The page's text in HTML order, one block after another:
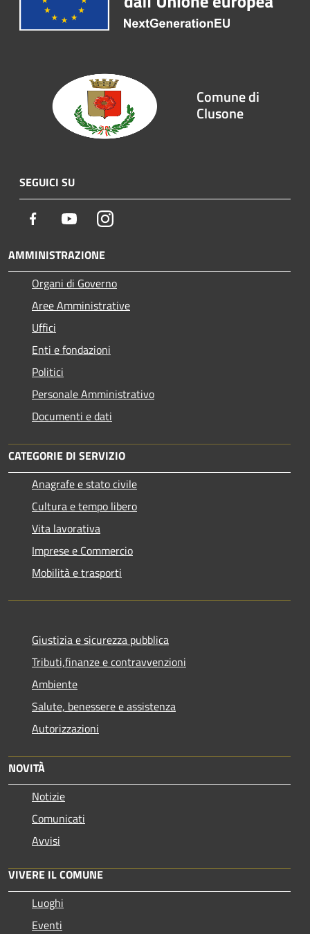
Comune di
Clusone
SEGUICI SU
Facebook YoutubeInstagram
AMMINISTRAZIONE
Organi di Governo
Aree Amministrative
Uffici
Enti e fondazioni
Politici
Personale Amministrativo
Documenti e dati
CATEGORIE DI SERVIZIO
Anagrafe e stato civile
Cultura e tempo libero
Vita lavorativa
Imprese e Commercio
Mobilità e trasporti
Giustizia e sicurezza pubblica
Tributi,finanze e contravvenzioni
Ambiente
Salute, benessere e assistenza
Autorizzazioni
NOVITÀ
Notizie
Comunicati
Avvisi
VIVERE IL COMUNE
Luoghi
Eventi